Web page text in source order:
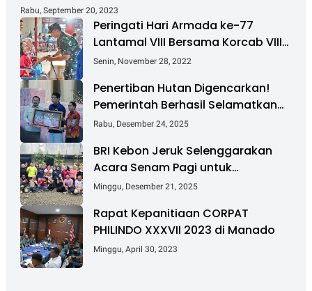
Rabu, September 20, 2023
Peringati Hari Armada ke-77
Lantamal VIII Bersama Korcab VIII
DJA II Laksanakan Bakti Sosial
Senin, November 28, 2022
Penertiban Hutan Digencarkan!
Pemerintah Berhasil Selamatkan
Rp 6 T dan Kuasai Kembali 4 Juta
Rabu, Desember 24, 2025
BRI Kebon Jeruk Selenggarakan
Acara Senam Pagi untuk
Tingkatkan Kesehatan dan
Minggu, Desember 21, 2025
Rapat Kepanitiaan CORPAT
PHILINDO XXXVII 2023 di Manado
Minggu, April 30, 2023